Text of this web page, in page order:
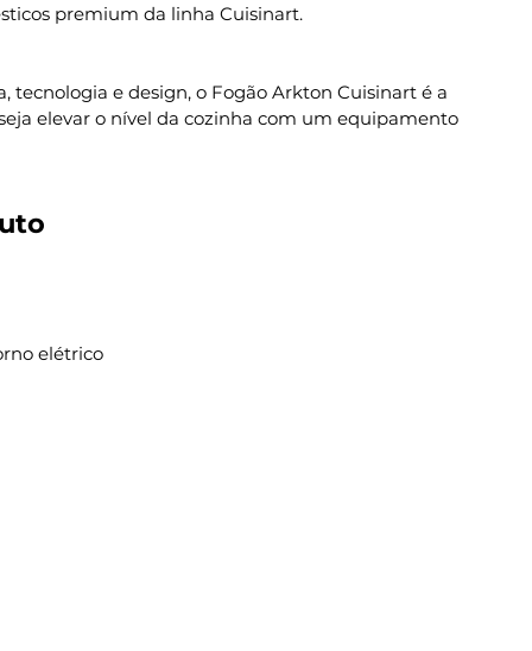
premium da linha Cuisinart.
tecnologia e design, o Fogão Arkton Cuisinart é a
elevar o nível da cozinha com um equipamento
elétrico